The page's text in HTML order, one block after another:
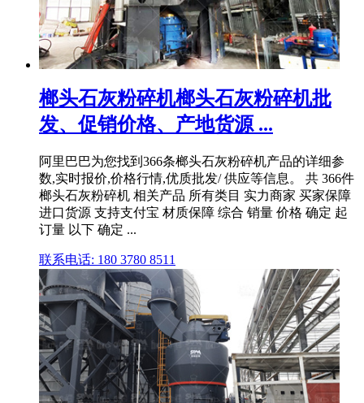
榔头石灰粉碎机榔头石灰粉碎机批
发、促销价格、产地货源 ...
阿里巴巴为您找到366条榔头石灰粉碎机产品的详细参
数,实时报价,价格行情,优质批发/ 供应等信息。 共 366件
榔头石灰粉碎机 相关产品 所有类目 实力商家 买家保障
进口货源 支持支付宝 材质保障 综合 销量 价格 确定 起
订量 以下 确定 ...
联系电话: 180 3780 8511